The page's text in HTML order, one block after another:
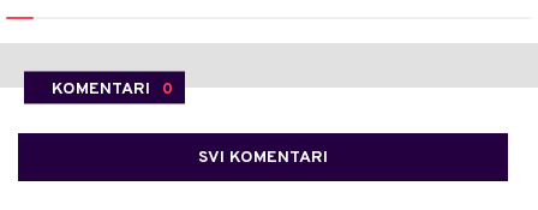
KOMENTARI 0
SVI KOMENTARI